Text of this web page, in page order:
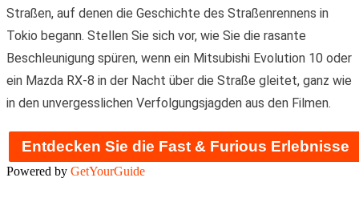
Straßen, auf denen die Geschichte des Straßenrennens in
Tokio begann. Stellen Sie sich vor, wie Sie die rasante
Beschleunigung spüren, wenn ein Mitsubishi Evolution 10 oder
ein Mazda RX-8 in der Nacht über die Straße gleitet, ganz wie
in den unvergesslichen Verfolgungsjagden aus den Filmen.
Entdecken Sie die Fast & Furious Erlebnisse
Powered by GetYourGuide